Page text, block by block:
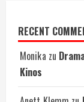
RECENT
Monika zu
Kinos